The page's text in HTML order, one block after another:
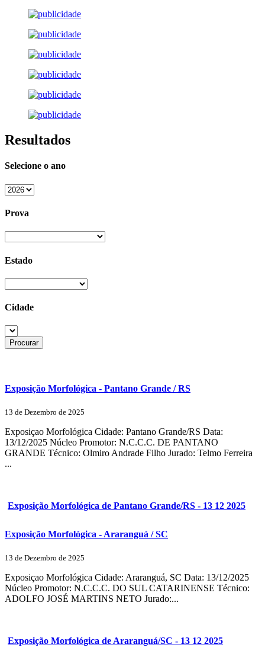
Resultados
Selecione o ano
Prova
Estado
Cidade
Exposição Morfológica - Pantano Grande / RS
13 de Dezembro de 2025
Exposiçao Morfológica Cidade: Pantano Grande/RS Data:
13/12/2025 Núcleo Promotor: N.C.C.C. DE PANTANO
GRANDE Técnico: Olmiro Andrade Filho Jurado: Telmo Ferreira
...
Exposição Morfológica de Pantano Grande/RS - 13 12 2025
Exposição Morfológica - Araranguá / SC
13 de Dezembro de 2025
Exposiçao Morfológica Cidade: Araranguá, SC Data: 13/12/2025
Núcleo Promotor: N.C.C.C. DO SUL CATARINENSE Técnico:
ADOLFO JOSÉ MARTINS NETO Jurado:...
Exposição Morfológica de Araranguá/SC - 13 12 2025